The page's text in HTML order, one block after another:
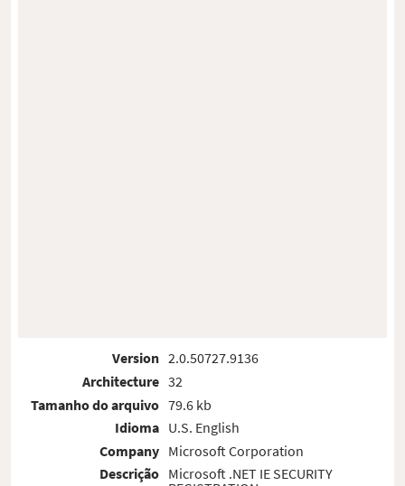
Version
Architecture
Tamanho do arquivo
Idioma
Company
Descrição
2.0.50727.9136
32
79.6 kb
U.S. English
Microsoft Corporation
Microsoft .NET IE SECURITY